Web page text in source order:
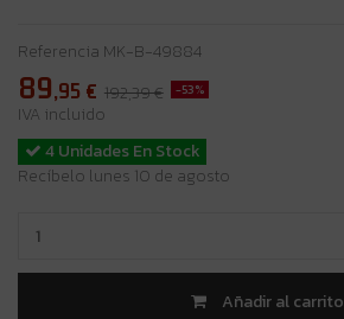
Referencia MK-B-49884
89,95 € 192,39 € -53%
IVA incluido
4 Unidades En Stock
Recíbelo lunes 10 de agosto
Añadir al carrito